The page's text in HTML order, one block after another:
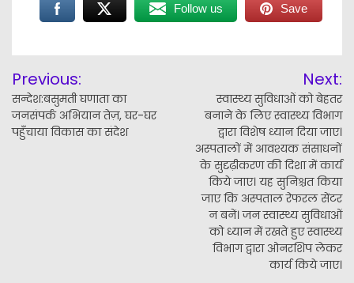
Follow us Save
navigation
Previous:
सन्देश:बसुमती घणाता का
जनसंपर्क अभियान तेज़, घर-घर
पहुँचाया विकास का संदेश
Next:
स्वास्थ्य सुविधाओं को बेहतर
बनाने के लिए स्वास्थ्य विभाग
द्वारा विशेष ध्यान दिया जाए।
अस्पतालों में आवश्यक संसाधनों
के सुदृढ़ीकरण की दिशा में कार्य
किये जाए। यह सुनिश्चत किया
जाए कि अस्पताल रेफरल सेंटर
न बनें। जन स्वास्थ्य सुविधाओं
को ध्यान में रखते हुए स्वास्थ्य
विभाग द्वारा ओनरशिप लेकर
कार्य किये जाए।